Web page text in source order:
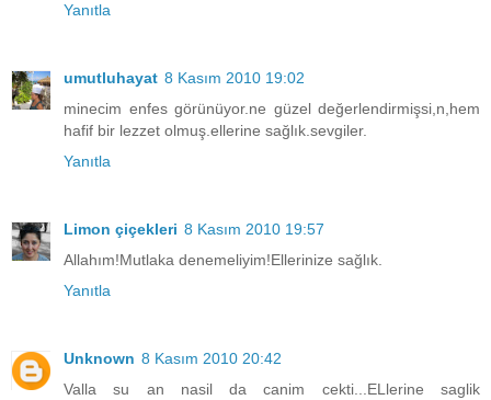
Yanıtla
umutluhayat 8 Kasım 2010 19:02
minecim enfes görünüyor.ne güzel değerlendirmişsi,n,hem
hafif bir lezzet olmuş.ellerine sağlık.sevgiler.
Yanıtla
Limon çiçekleri 8 Kasım 2010 19:57
Allahım!Mutlaka denemeliyim!Ellerinize sağlık.
Yanıtla
Unknown 8 Kasım 2010 20:42
Valla su an nasil da canim cekti...ELlerine saglik